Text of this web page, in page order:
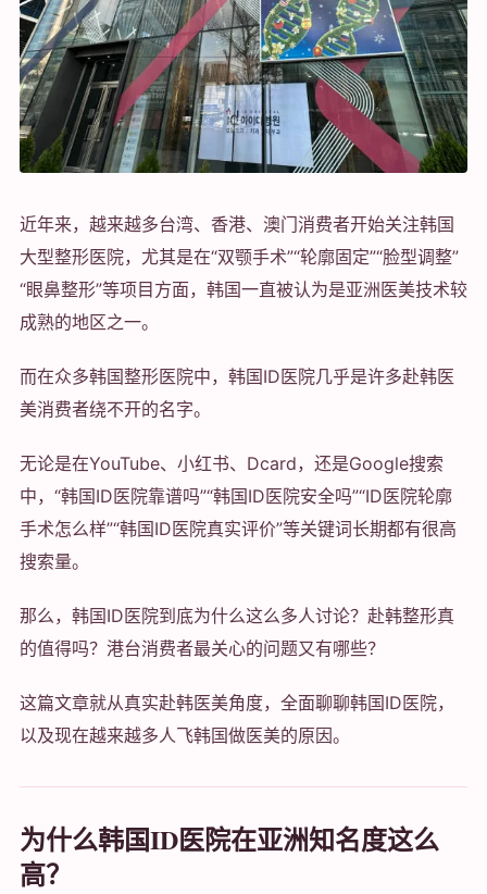
近年来，越来越多台湾、香港、澳门消费者开始关注韩国
大型整形医院，尤其是在“双颚手术”“轮廓固定”“脸型调整”
“眼鼻整形”等项目方面，韩国一直被认为是亚洲医美技术较
成熟的地区之一。
而在众多韩国整形医院中，韩国ID医院几乎是许多赴韩医
美消费者绕不开的名字。
无论是在YouTube、小红书、Dcard，还是Google搜索
中，“韩国ID医院靠谱吗”“韩国ID医院安全吗”“ID医院轮廓
手术怎么样”“韩国ID医院真实评价”等关键词长期都有很高
搜索量。
那么，韩国ID医院到底为什么这么多人讨论？赴韩整形真
的值得吗？港台消费者最关心的问题又有哪些？
这篇文章就从真实赴韩医美角度，全面聊聊韩国ID医院，
以及现在越来越多人飞韩国做医美的原因。
为什么韩国ID医院在亚洲知名度这么
高？